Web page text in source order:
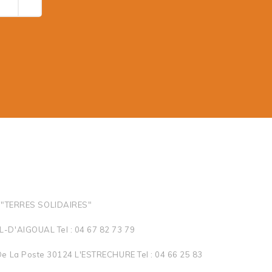
SOLIDAIRES"
D'AIGOUAL Tel : 04 67 82 73 79
Poste 30124 L'ESTRECHURE Tel : 04 66 25 83